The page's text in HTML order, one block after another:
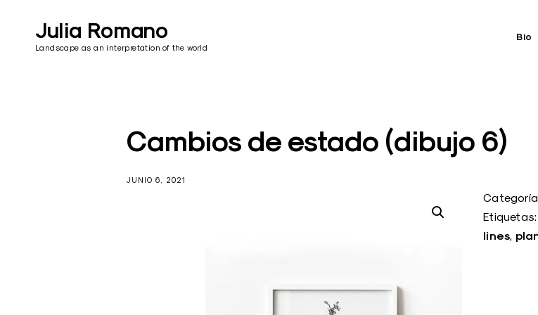
contentJulia Romano
Landscape as an interpretation of the world
Bio
Cambios de estado (dibujo 6)
JUNIO 6, 2021
Etiquetas:
lines,